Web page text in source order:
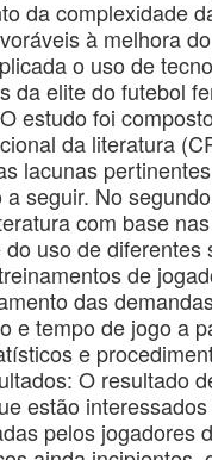
da complexidade
à melhora
o uso de
da elite do futebol
estudo foi
da literatura
lacunas
seguir. No
com base
uso de
de
das
e tempo de jogo a
e
O resultado
estão
pelos jogadores